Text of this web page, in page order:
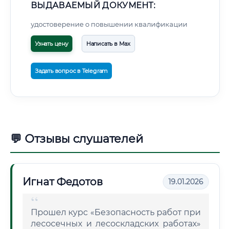
ВЫДАВАЕМЫЙ ДОКУМЕНТ:
удостоверение о повышении квалификации
Узнать цену Написать в Max
Задать вопрос в Telegram
💬 Отзывы слушателей
Игнат Федотов 19.01.2026
Прошел курс «Безопасность работ при
лесосечных и лесоскладских работах»